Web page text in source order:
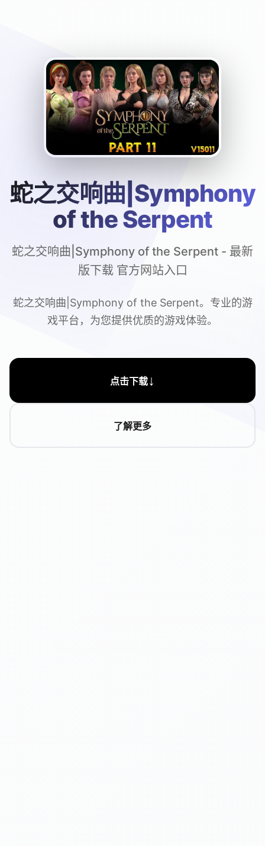
蛇之交响曲|Symphony
of the Serpent
蛇之交响曲|Symphony of the Serpent - 最新
版下载 官方网站入口
蛇之交响曲|Symphony of the Serpent。专业的游
戏平台，为您提供优质的游戏体验。
点击下载↓
了解更多